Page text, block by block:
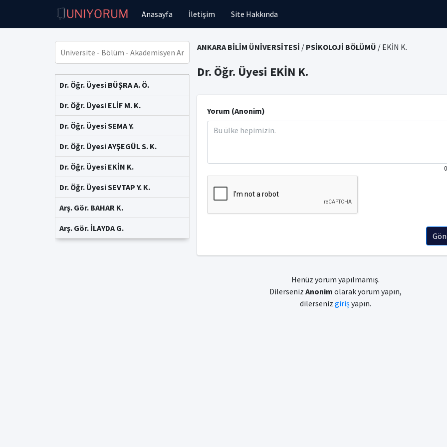
Anasayfa İletişim Site Hakkında
Dr. Öğr. Üyesi BÜŞRA A. Ö.
Dr. Öğr. Üyesi ELİF M. K.
Dr. Öğr. Üyesi SEMA Y.
Dr. Öğr. Üyesi AYŞEGÜL S. K.
Dr. Öğr. Üyesi EKİN K.
Dr. Öğr. Üyesi SEVTAP Y. K.
Arş. Gör. BAHAR K.
Arş. Gör. İLAYDA G.
ANKARA BİLİM ÜNİVERSİTESİ / PSİKOLOJİ BÖLÜMÜ / EKİN K.
Dr. Öğr. Üyesi EKİN K.
Yorum (Anonim)
0
Henüz yorum yapılmamış.
Dilerseniz Anonim olarak yorum yapın,
dilerseniz girişyapın.